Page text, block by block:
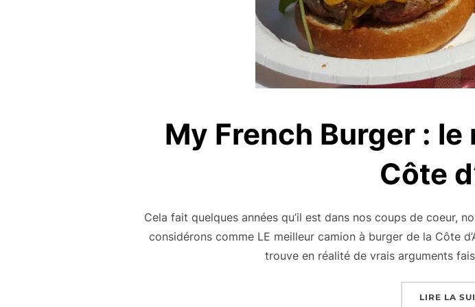
My French Burger :
Côte
Cela fait quelques années qu’il est dans nos coups de coeur,
considérons comme LE meilleur camion à burger de la Côte
trouve en réalité de vrais arguments
LIRE LA